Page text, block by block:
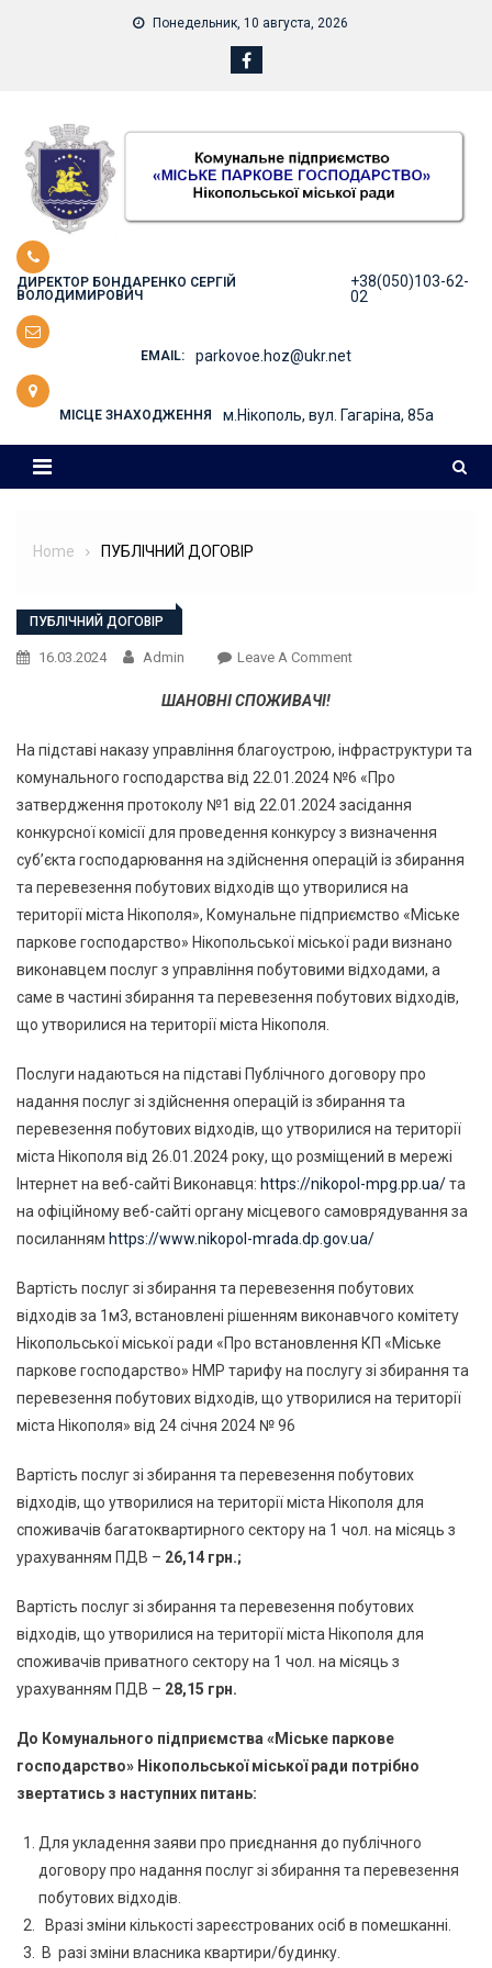
Понедельник, 10 августа, 2026
ДИРЕКТОР БОНДАРЕНКО СЕРГІЙ
ВОЛОДИМИРОВИЧ
+38(050)103-62-
02
EMAIL: parkovoe.hoz@ukr.net
МІСЦЕ ЗНАХОДЖЕННЯ м.Нікополь, вул. Гагаріна, 85а
Home ПУБЛІЧНИЙ ДОГОВІР
ПУБЛІЧНИЙ ДОГОВІР
16.03.2024 Admin Leave A CommentOn
ШАНОВНІ СПОЖИВАЧІ!
На підставі наказу управління благоустрою, інфраструктури та
комунального господарства від 22.01.2024 №6 «Про
затвердження протоколу №1 від 22.01.2024 засідання
конкурсної комісії для проведення конкурсу з визначення
суб’єкта господарювання на здійснення операцій із збирання
та перевезення побутових відходів що утворилися на
території міста Нікополя», Комунальне підприємство «Міське
паркове господарство» Нікопольської міської ради визнано
виконавцем послуг з управління побутовими відходами, а
саме в частині збирання та перевезення побутових відходів,
що утворилися на території міста Нікополя.
Послуги надаються на підставі Публічного договору про
надання послуг зі здійснення операцій із збирання та
перевезення побутових відходів, що утворилися на території
міста Нікополя від 26.01.2024 року, що розміщений в мережі
Інтернет на веб-сайті Виконавця: https://nikopol-mpg.pp.ua/та
на офіційному веб-сайті органу місцевого самоврядування за
посиланням https://www.nikopol-mrada.dp.gov.ua/
Вартість послуг зі збирання та перевезення побутових
відходів за 1м3, встановлені рішенням виконавчого комітету
Нікопольської міської ради «Про встановлення КП «Міське
паркове господарство» НМР тарифу на послугу зі збирання та
перевезення побутових відходів, що утворилися на території
міста Нікополя» від 24 січня 2024 № 96
Вартість послуг зі збирання та перевезення побутових
відходів, що утворилися на території міста Нікополя для
споживачів багатоквартирного сектору на 1 чол. на місяць з
урахуванням ПДВ – 26,14 грн.;
Вартість послуг зі збирання та перевезення побутових
відходів, що утворилися на території міста Нікополя для
споживачів приватного сектору на 1 чол. на місяць з
урахуванням ПДВ – 28,15 грн.
До Комунального підприємства «Міське паркове
господарство» Нікопольської міської ради потрібно
звертатись з наступних питань:
Для укладення заяви про приєднання до публічного
договору про надання послуг зі збирання та перевезення
побутових відходів.
Вразі зміни кількості зареєстрованих осіб в помешканні.
В разі зміни власника квартири/будинку.